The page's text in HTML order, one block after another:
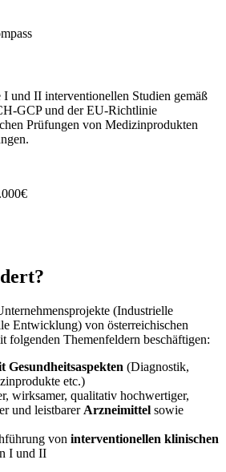
und II interventionellen Studien gemäß
GCP und der EU-Richtlinie
Prüfungen von Medizinprodukten
(Industrielle
Entwicklung) von österreichischen
folgenden Themenfeldern beschäftigen:
Gesundheitsaspekten (Diagnostik,
etc.)
wirksamer, qualitativ hochwertiger,
und leistbarer Arzneimittel sowie
von interventionellen klinischen
I und II